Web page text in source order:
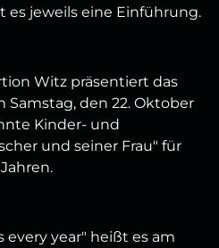
jeweils eine Einführung.
Witz präsentiert das
Samstag, den 22. Oktober
Kinder- und
und seiner Frau" für
every year" heißt es am